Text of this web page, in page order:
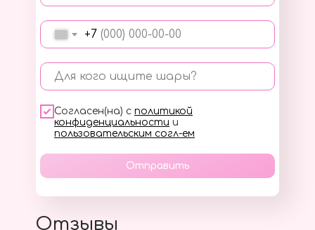
+7
Для кого ищите шары?
Согласен(на) с политикой
конфиденциальности и
пользовательским согл-ем
Отправить
Отзывы